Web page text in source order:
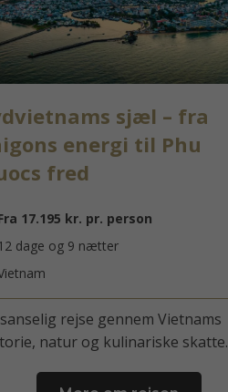
sjæl – fra
energi til Phu
fred
17.195 kr. pr. person
dage og 9 nætter
rejse gennem Vietnams
natur og kulinariske skatte.